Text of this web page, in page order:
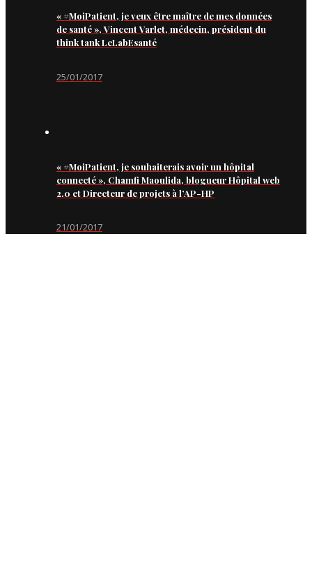
« #MoiPatient, je veux être maître de mes données
de santé », Vincent Varlet, médecin, président du
think tank LeLabEsanté
25/01/2017
« #MoiPatient, je souhaiterais avoir un hôpital
connecté », Chamfi Maoulida, blogueur Hôpital web
2.0 et Directeur de projets à l’AP-HP
21/01/2017